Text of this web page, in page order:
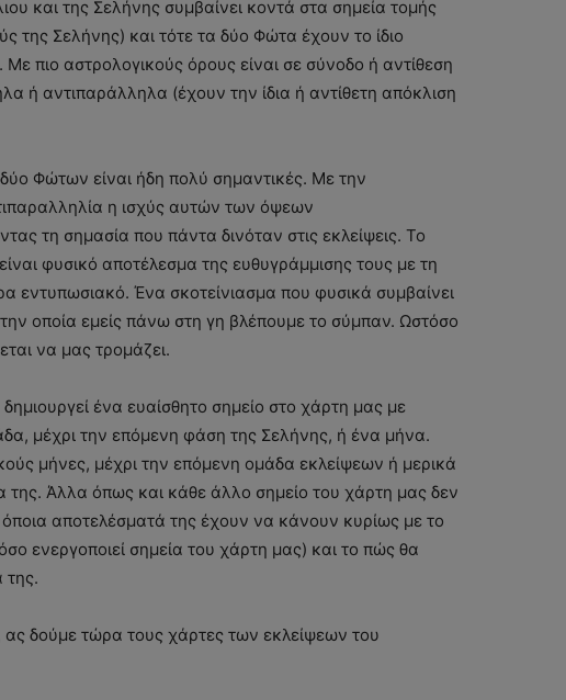
και της Σελήνης συμβαίνει κοντά στα σημεία τομής
της Σελήνης) και τότε τα δύο Φώτα έχουν το ίδιο
πιο αστρολογικούς όρους είναι σε σύνοδο ή αντίθεση
ή αντιπαράλληλα (έχουν την ίδια ή αντίθετη απόκλιση
Φώτων είναι ήδη πολύ σημαντικές. Με την
η ισχύς αυτών των όψεων
τη σημασία που πάντα δινόταν στις εκλείψεις. Το
φυσικό αποτέλεσμα της ευθυγράμμισης τους με τη
εντυπωσιακό. Ένα σκοτείνιασμα που φυσικά συμβαίνει
οποία εμείς πάνω στη γη βλέπουμε το σύμπαν. Ωστόσο
να μας τρομάζει.
ένα ευαίσθητο σημείο στο χάρτη μας με
μέχρι την επόμενη φάση της Σελήνης, ή ένα μήνα.
μήνες, μέχρι την επόμενη ομάδα εκλείψεων ή μερικά
της. Άλλα όπως και κάθε άλλο σημείο του χάρτη μας δεν
αποτελέσματά της έχουν να κάνουν κυρίως με το
ενεργοποιεί σημεία του χάρτη μας) και το πώς θα
της.
δούμε τώρα τους χάρτες των εκλείψεων του